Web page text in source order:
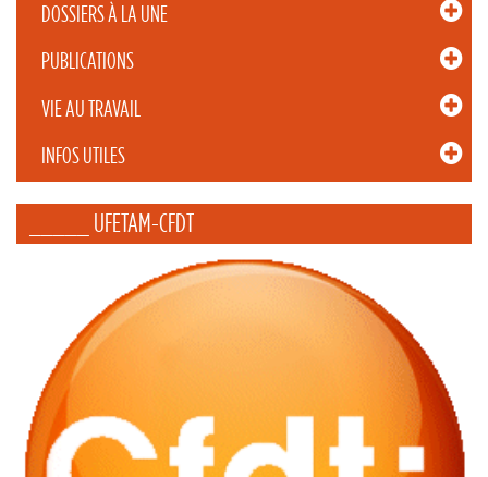
DOSSIERS À LA UNE
PUBLICATIONS
VIE AU TRAVAIL
INFOS UTILES
_____ UFETAM-CFDT